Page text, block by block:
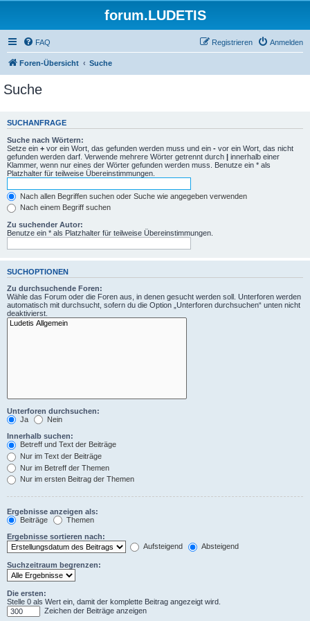
forum.LUDETIS
FAQ Anmelden
Registrieren
Foren-Übersicht Suche
Suche
SUCHANFRAGE
Suche nach Wörtern:
Setze ein + vor ein Wort, das gefunden werden muss und ein - vor ein Wort, das nicht
gefunden werden darf. Verwende mehrere Wörter getrennt durch | innerhalb einer
Klammer, wenn nur eines der Wörter gefunden werden muss. Benutze ein * als
Platzhalter für teilweise Übereinstimmungen.
Nach allen Begriffen suchen oder Suche wie angegeben verwenden
Nach einem Begriff suchen
Zu suchender Autor:
Benutze ein * als Platzhalter für teilweise Übereinstimmungen.
SUCHOPTIONEN
Zu durchsuchende Foren:
Wähle das Forum oder die Foren aus, in denen gesucht werden soll. Unterforen werden
automatisch mit durchsucht, sofern du die Option „Unterforen durchsuchen“ unten nicht
deaktivierst.
Unterforen durchsuchen:
Ja
Nein
Innerhalb suchen:
Betreff und Text der Beiträge
Nur im Text der Beiträge
Nur im Betreff der Themen
Nur im ersten Beitrag der Themen
Ergebnisse anzeigen als:
Beiträge
Themen
Ergebnisse sortieren nach:
Aufsteigend
Absteigend
Suchzeitraum begrenzen:
Die ersten:
Stelle 0 als Wert ein, damit der komplette Beitrag angezeigt wird.
Zeichen der Beiträge anzeigen